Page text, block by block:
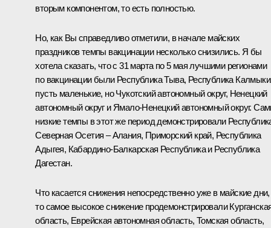
вторым компонентом, то есть полностью.
Но, как Вы справедливо отметили, в начале майских
праздников темпы вакцинации несколько снизились. Я бы
хотела сказать, что с 31 марта по 5 мая лучшими регионами
по вакцинации были Республика Тыва, Республика
пусть маленькие, но Чукотский автономный округ, Ненецкий
автономный округ и Ямало-Ненецкий автономный округ.
низкие темпы в этот же период демонстрировали
Северная Осетия – Алания, Приморский край, Республика
Адыгея, Кабардино-Балкарская Республика и Республика
Дагестан.
Что касается снижения непосредственно уже в майские дни,
то самое высокое снижение продемонстрировали
область, Еврейская автономная область, Томская область,